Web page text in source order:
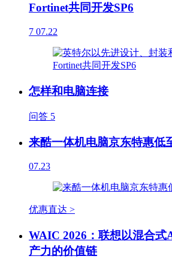
Fortinet共同开发SP6
7 07.22
怎样和电脑连接
问答 5
来酷一体机电脑京东特惠低
07.23
优惠直达 >
WAIC 2026：联想以混合式
产力的价值链